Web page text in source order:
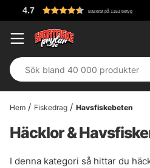
Hem Fiskedrag Havsfiskebeten
Häcklor &
I denna kategori så hittar du